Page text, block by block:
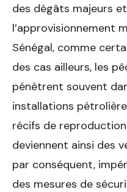
des dégâts majeurs
l’approvisionnement
Sénégal, comme
des cas ailleurs, les
pénètrent souvent
installations
récifs de
deviennent ainsi des
par conséquent,
des mesures de